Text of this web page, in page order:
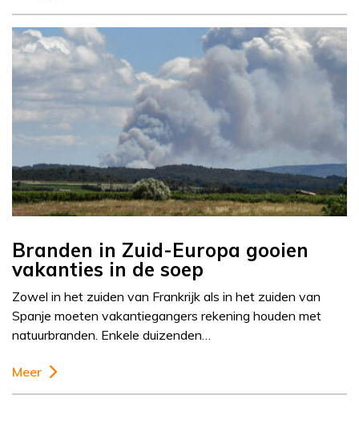
Branden in Zuid-Europa gooien
vakanties in de soep
Zowel in het zuiden van Frankrijk als in het zuiden van
Spanje moeten vakantiegangers rekening houden met
natuurbranden. Enkele duizenden…
Meer